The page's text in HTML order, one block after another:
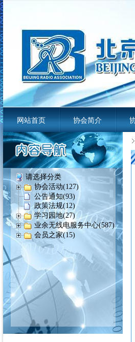
网站首页 协会简介
业余无线
请选择分类
协会活动(127)
公告通知(93)
政策法规(12)
学习园地(27)
业余无线电服务中心(587)
会员之家(15)